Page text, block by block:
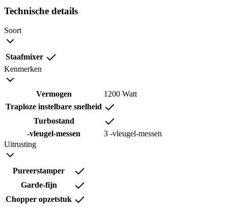
Technische details
Soort
Staafmixer
Kenmerken
Vermogen
1200 Watt
Traploze instelbare snelheid
Turbostand
-vleugel-messen
3 -vleugel-messen
Uitrusting
Pureerstamper
Garde-fijn
Chopper opzetstuk